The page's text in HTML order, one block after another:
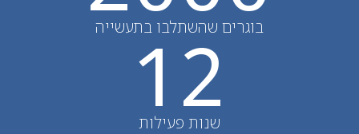
בוגרים שהשתלבו בתעשייה
12
שנות פעילות